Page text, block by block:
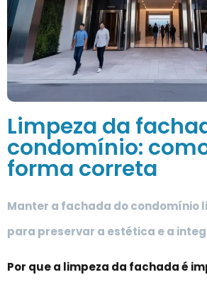
Limpeza da
condomínio:
forma correta
Manter a fachada do condomínio
para preservar a estética e a
Por que a limpeza da fachada é